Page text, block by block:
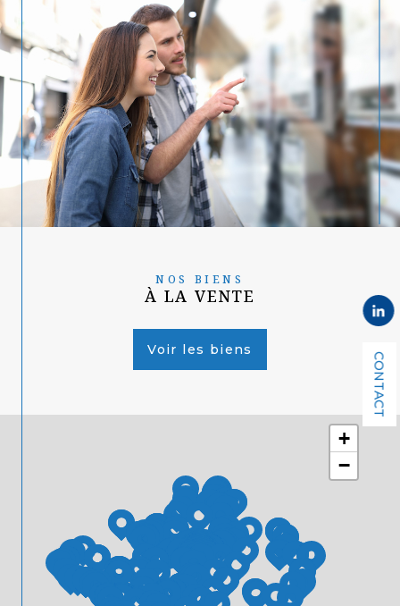
CONTACT
+
−
NOS BIENS
À LA VENTE
Voir les biens